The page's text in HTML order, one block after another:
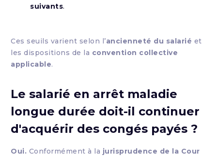
suivants.
Ces seuils varient selon l’ancienneté du salarié et
les dispositions de la convention collective
applicable.
Le salarié en arrêt maladie
longue durée doit-il continuer
d'acquérir des congés payés ?
Oui. Conformément à la jurisprudence de la Cour